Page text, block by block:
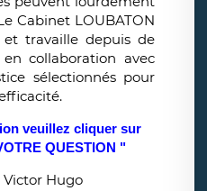
Cabinet LOUBATON
travaille depuis de
collaboration avec
sélectionnés pour
veuillez cliquer sur
QUESTION "
Victor Hugo